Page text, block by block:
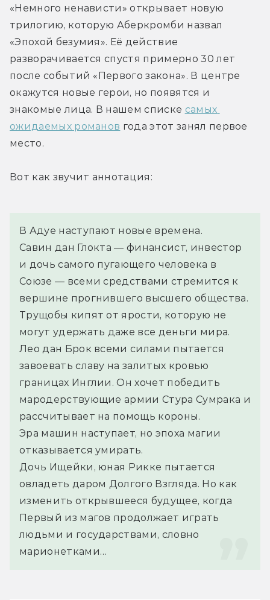
«Немного ненависти» открывает новую
трилогию, которую Аберкромби назвал
«Эпохой безумия». Её действие
разворачивается спустя примерно 30 лет
после событий «Первого закона». В центре
окажутся новые герои, но появятся и
знакомые лица. В нашем списке самых
ожидаемых романов года этот занял первое
место.
Вот как звучит аннотация:
В Адуе наступают новые времена.
Савин дан Глокта — финансист, инвестор
и дочь самого пугающего человека в
Союзе — всеми средствами стремится к
вершине прогнившего высшего общества.
Трущобы кипят от ярости, которую не
могут удержать даже все деньги мира.
Лео дан Брок всеми силами пытается
завоевать славу на залитых кровью
границах Инглии. Он хочет победить
мародерствующие армии Стура Сумрака и
рассчитывает на помощь короны.
Эра машин наступает, но эпоха магии
отказывается умирать.
Дочь Ищейки, юная Рикке пытается
овладеть даром Долгого Взгляда. Но как
изменить открывшееся будущее, когда
Первый из магов продолжает играть
людьми и государствами, словно
марионетками…